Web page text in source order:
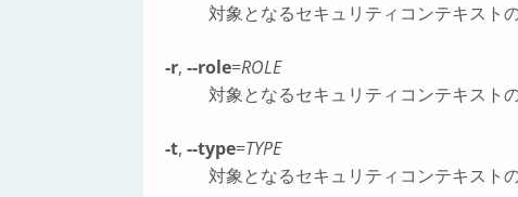
対象となるセキュリティコンテキスト
-r, --role=ROLE
対象となるセキュリティコンテキスト
-t, --type=TYPE
対象となるセキュリティコンテキスト